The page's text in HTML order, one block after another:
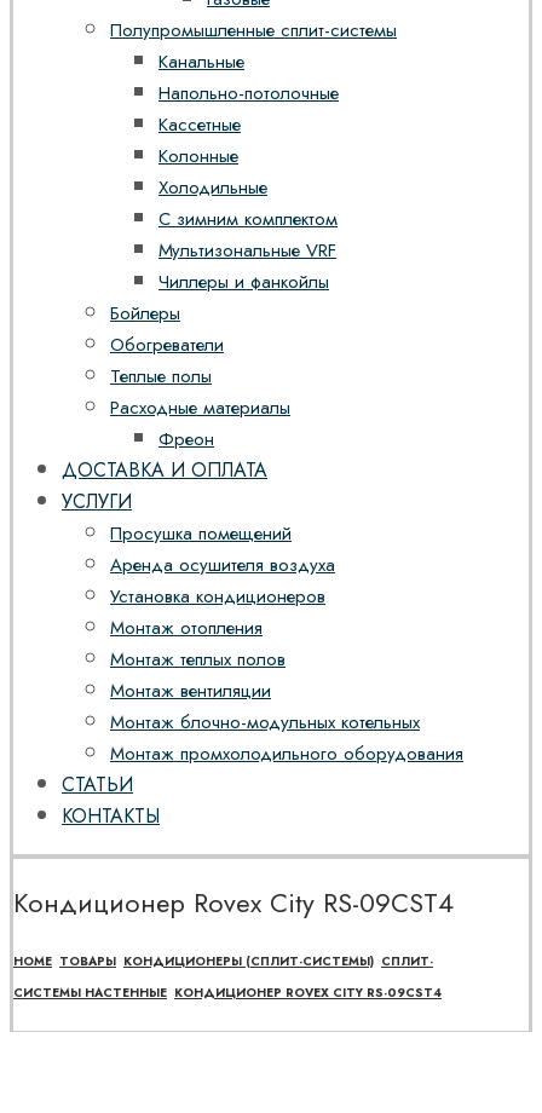
Полупромышленные сплит-системы
Канальные
Напольно-потолочные
Кассетные
Колонные
Холодильные
С зимним комплектом
Мультизональные VRF
Чиллеры и фанкойлы
Бойлеры
Обогреватели
Теплые полы
Расходные материалы
Фреон
ДОСТАВКА И ОПЛАТА
УСЛУГИ
Просушка помещений
Аренда осушителя воздуха
Установка кондиционеров
Монтаж отопления
Монтаж теплых полов
Монтаж вентиляции
Монтаж блочно-модульных котельных
Монтаж промхолодильного оборудования
СТАТЬИ
КОНТАКТЫ
Кондиционер Rovex City RS-09CST4
HOME ТОВАРЫ КОНДИЦИОНЕРЫ (СПЛИТ-СИСТЕМЫ) СПЛИТ-
СИСТЕМЫ НАСТЕННЫЕ КОНДИЦИОНЕР ROVEX CITY RS-09CST4